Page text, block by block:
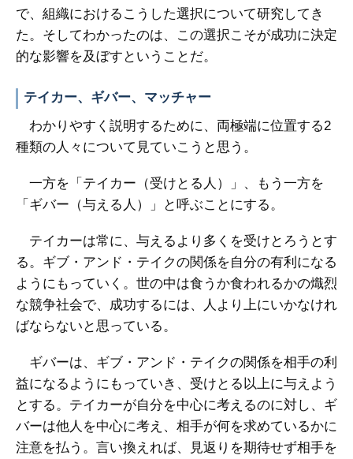
で、組織におけるこうした選択について研究してき
た。そしてわかったのは、この選択こそが成功に決定
的な影響を及ぼすということだ。
テイカー、ギバー、マッチャー
わかりやすく説明するために、両極端に位置する2
種類の人々について見ていこうと思う。
一方を「テイカー（受けとる人）」、もう一方を
「ギバー（与える人）」と呼ぶことにする。
テイカーは常に、与えるより多くを受けとろうとす
る。ギブ・アンド・テイクの関係を自分の有利になる
ようにもっていく。世の中は食うか食われるかの熾烈
な競争社会で、成功するには、人より上にいかなけれ
ばならないと思っている。
ギバーは、ギブ・アンド・テイクの関係を相手の利
益になるようにもっていき、受けとる以上に与えよう
とする。テイカーが自分を中心に考えるのに対し、ギ
バーは他人を中心に考え、相手が何を求めているかに
注意を払う。言い換えれば、見返りを期待せず相手を